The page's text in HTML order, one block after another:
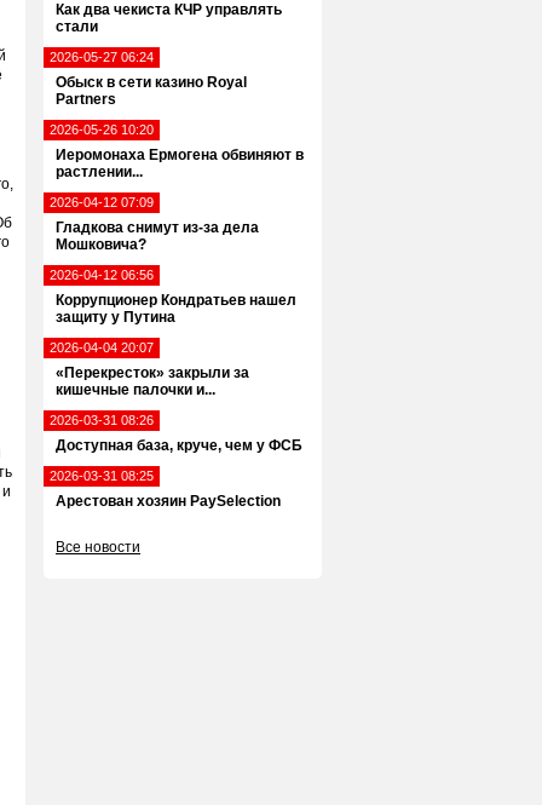
Как два чекиста КЧР управлять
стали
2026-05-27 06:24
Обыск в сети казино Royal
Partners
2026-05-26 10:20
Иеромонаха Ермогена обвиняют в
растлении...
2026-04-12 07:09
Гладкова снимут из-за дела
Мошковича?
2026-04-12 06:56
Коррупционер Кондратьев нашел
защиту у Путина
2026-04-04 20:07
«Перекресток» закрыли за
кишечные палочки и...
2026-03-31 08:26
Доступная база, круче, чем у ФСБ
2026-03-31 08:25
Арестован хозяин PaySelection
Все новости